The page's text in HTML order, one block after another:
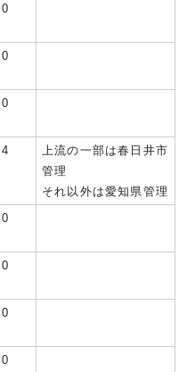
上流の一部は春日井市
管理
それ以外は愛知県管理